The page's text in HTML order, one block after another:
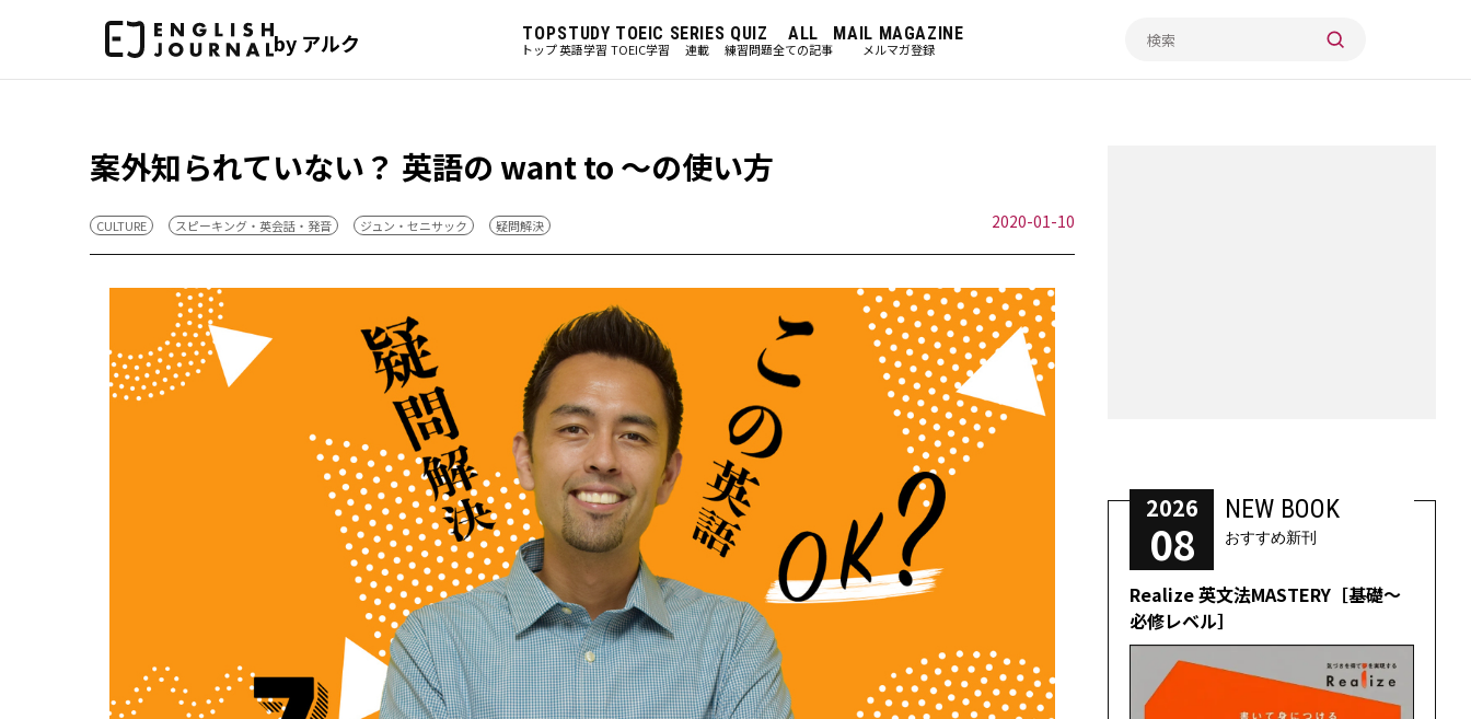
by アルク TOP
トップ
STUDY
英語学習
TOEIC
TOEIC学習
SERIES
連載
QUIZ
練習問題
ALL
全ての記事
MAIL MAGAZINE
メルマガ登録
案外知られていない？ 英語の want to ～の使い方
CULTURE スピーキング・英会話・発音 ジュン・セニサック 疑問解決 2020-01-10
2026
08
NEW BOOK
おすすめ新刊
Realize 英文法MASTERY［基礎～
必修レベル］